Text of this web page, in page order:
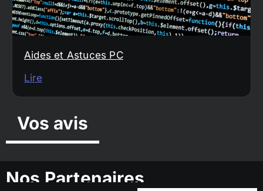
Aides et Astuces PC
Lire
Vos avis
Nos Partenaires